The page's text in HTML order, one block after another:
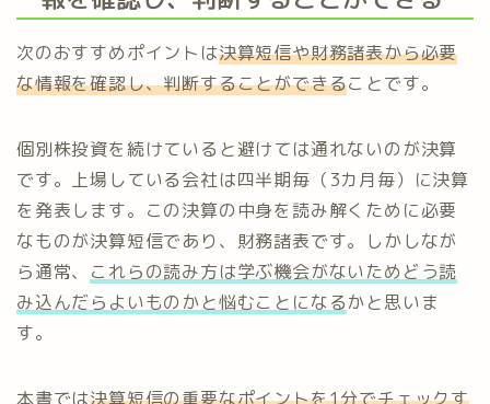
次のおすすめポイントは決算短信や財務諸表から必要
な情報を確認し、判断することができることです。
個別株投資を続けていると避けては通れないのが決算
です。上場している会社は四半期毎（3カ月毎）に決算
を発表します。この決算の中身を読み解くために必要
なものが決算短信であり、財務諸表です。しかしなが
ら通常、 これらの読み方は学ぶ機会がないためどう読
み込んだらよいものかと悩むことになるかと思いま
す。
本書では決算短信の重要なポイントを1分でチェックす